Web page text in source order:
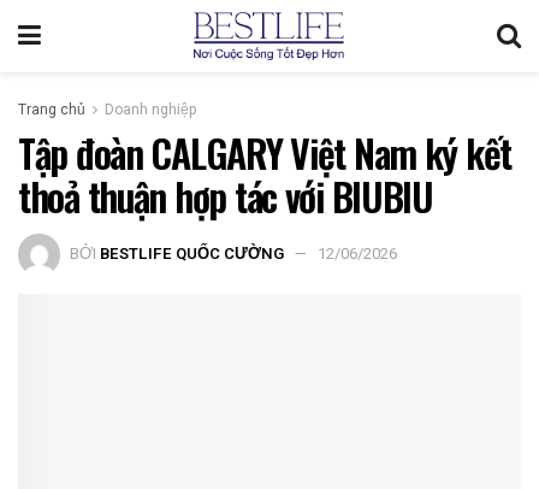
Trang chủ Doanh nghiệp
Tập đoàn CALGARY Việt Nam ký kết
thoả thuận hợp tác với BIUBIU
BỞI BESTLIFE QUỐC CƯỜNG 12/06/2026